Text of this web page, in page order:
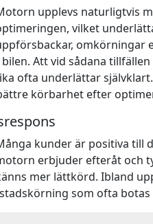
upplevs naturligtvis
vilket
omkörningar
Att vid sådana
ofta underlättar
körbarhet efter
kunder är positiva till
erbjuder efteråt och
mer lättkörd. Ibland
som ofta botas